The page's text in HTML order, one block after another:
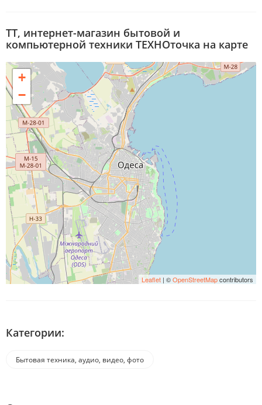
ТТ, интернет-магазин бытовой и
компьютерной техники ТЕХНОточка на карте
+
−
Leaflet | ©OpenStreetMapcontributors
Категории:
Бытовая техника, аудио, видео, фото